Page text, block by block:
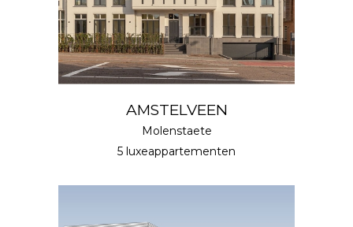
AMSTELVEEN
Molenstaete
5 luxeappartementen